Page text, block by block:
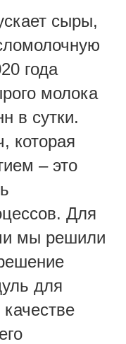
сыры,
года
молока
в сутки.
которая
– это
Для
мы решили
для